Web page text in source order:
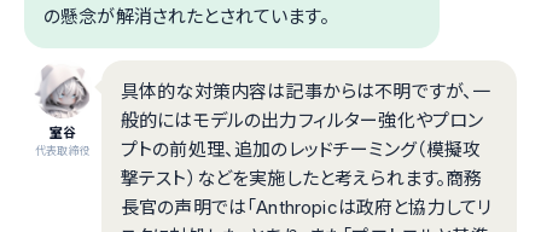
の懸念が解消されたとされています。
室谷
代表取締役
具体的な対策内容は記事からは不明ですが、一
般的にはモデルの出力フィルター強化やプロン
プトの前処理、追加のレッドチーミング（模擬攻
撃テスト）などを実施したと考えられます。商務
長官の声明では「Anthropicは政府と協力してリ